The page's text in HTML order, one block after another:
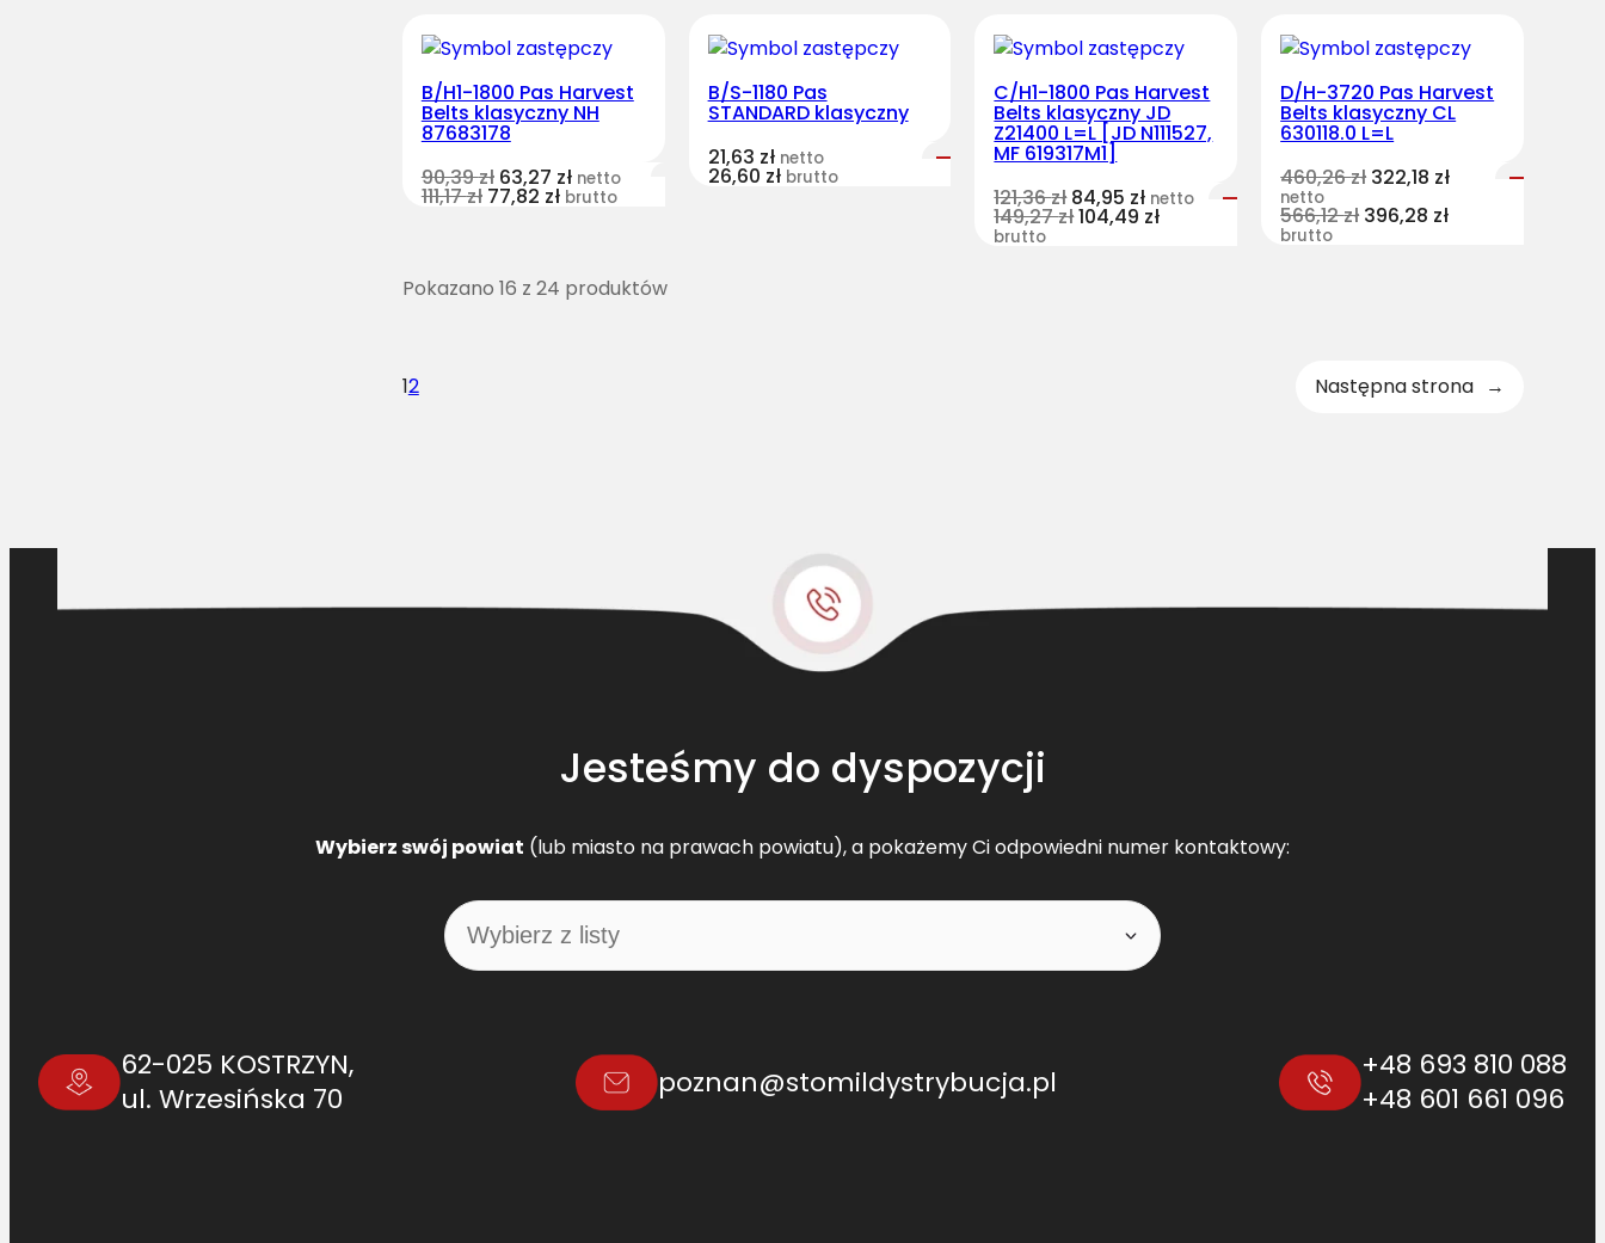
B/H1-1800 Pas Harvest
Belts klasyczny NH
87683178
90,39zł 63,27 zł netto
111,17zł 77,82 zł brutto
B/S-1180 Pas
STANDARD klasyczny
21,63 zł netto
26,60 zł brutto
C/H1-1800 Pas Harvest
Belts klasyczny JD
Z21400 L=L [JD N111527,
MF 619317M1]
121,36zł 84,95 zł netto
149,27zł104,49 zł
brutto
D/H-3720 Pas Harvest
Belts klasyczny CL
630118.0 L=L
460,26zł 322,18 zł
netto
566,12zł 396,28 zł
brutto
Pokazano 16 z 24 produktów
12 Następna strona →
Jesteśmy do dyspozycji
Wybierz swój powiat (lub miasto na prawach powiatu), a pokażemy Ci odpowiedni numer kontaktowy:
62-025 KOSTRZYN,
ul. Wrzesińska 70
poznan@stomildystrybucja.pl
+48 693 810 088
+48 601 661 096